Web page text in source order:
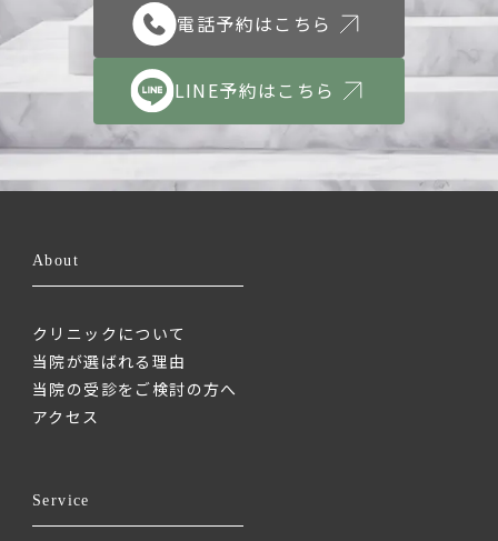
電話予約はこちら
LINE予約はこちら
About
クリニックについて
当院が選ばれる理由
当院の受診をご検討の方へ
アクセス
Service